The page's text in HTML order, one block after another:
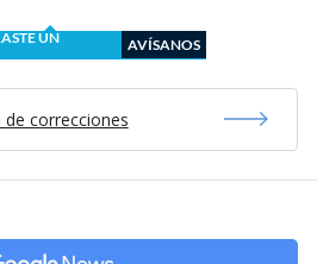
UN
AVÍSANOS
de correcciones